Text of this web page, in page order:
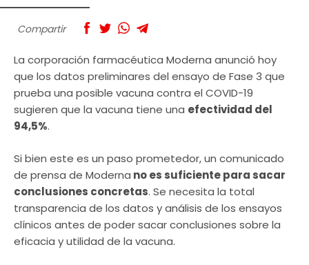
Compartir
La corporación farmacéutica Moderna anunció hoy
que los datos preliminares del ensayo de Fase 3 que
prueba una posible vacuna contra el COVID-19
sugieren que la vacuna tiene una efectividad del
94,5%.
Si bien este es un paso prometedor, un comunicado
de prensa de Moderna no es suficiente para sacar
conclusiones concretas. Se necesita la total
transparencia de los datos y análisis de los ensayos
clínicos antes de poder sacar conclusiones sobre la
eficacia y utilidad de la vacuna.